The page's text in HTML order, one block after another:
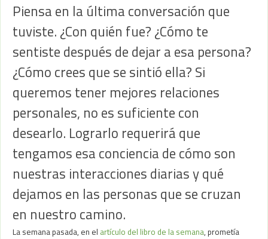
Piensa en la última conversación que
tuviste. ¿Con quién fue? ¿Cómo te
sentiste después de dejar a esa persona?
¿Cómo crees que se sintió ella? Si
queremos tener mejores relaciones
personales, no es suficiente con
desearlo. Lograrlo requerirá que
tengamos esa conciencia de cómo son
nuestras interacciones diarias y qué
dejamos en las personas que se cruzan
en nuestro camino.
La semana pasada, en el artículo del libro de la semana, prometía